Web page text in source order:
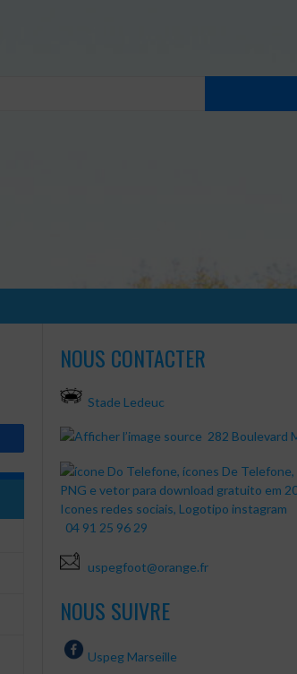
NOUS CONTACTER
Stade Ledeuc
282 Boulevard
04 91 25 96 29
uspegfoot@orange.fr
NOUS SUIVRE
Uspeg Marseille